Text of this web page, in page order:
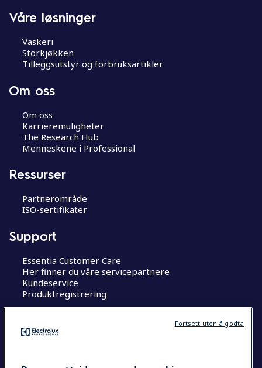
Våre løsninger
Vaskeri
Storkjøkken
Tilleggsutstyr og forbruksartikler
Om oss
Om oss
Karrieremuligheter
The Research Hub
Menneskene i Professional
Ressurser
Partnerområde
ISO-sertifikater
Support
Essentia Customer Care
Her finner du våre servicepartnere
Kundeservice
Produktregistrering
Fortsett uten å godta